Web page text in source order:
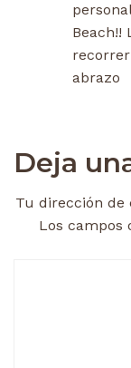
Beach!!
abrazo
Deja
Tu dirección de
Los campos